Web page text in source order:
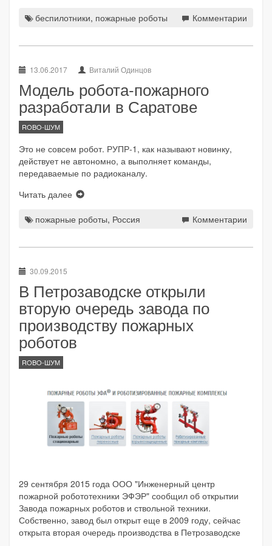
беспилотники, пожарные роботы Комментарии
13.06.2017 Виталий Одинцов
Модель робота-пожарного
разработали в Саратове
ROBO-ШУМ
Это не совсем робот. РУПР-1, как называют новинку,
действует не автономно, а выполняет команды,
передаваемые по радиоканалу.
Читать далее
пожарные роботы, Россия Комментарии
30.09.2015
В Петрозаводске открыли
вторую очередь завода по
производству пожарных
роботов
ROBO-ШУМ
29 сентября 2015 года ООО "Инженерный центр
пожарной робототехники ЭФЭР" сообщил об открытии
Завода пожарных роботов и ствольной техники.
Собственно, завод был открыт еще в 2009 году, сейчас
открыта вторая очередь производства в Петрозаводске